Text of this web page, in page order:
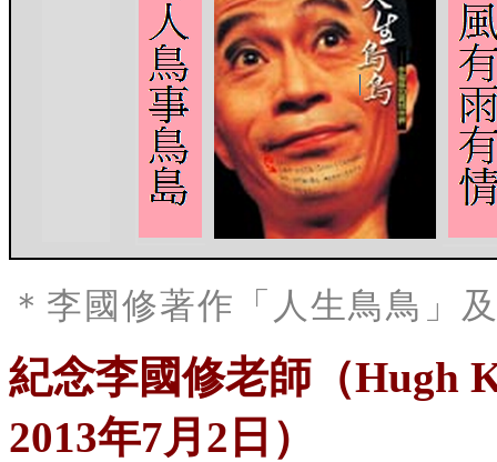
＊李國修著作「人生鳥鳥」
紀念李國修老師（Hugh
2013年7月2日）